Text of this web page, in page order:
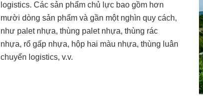
logistics. Các sản phẩm chủ lực bao gồm hơn
mười dòng sản phẩm và gần một nghìn quy cách,
như palet nhựa, thùng palet nhựa, thùng rác
nhựa, rổ gấp nhựa, hộp hai màu nhựa, thùng luân
chuyển logistics, v.v.